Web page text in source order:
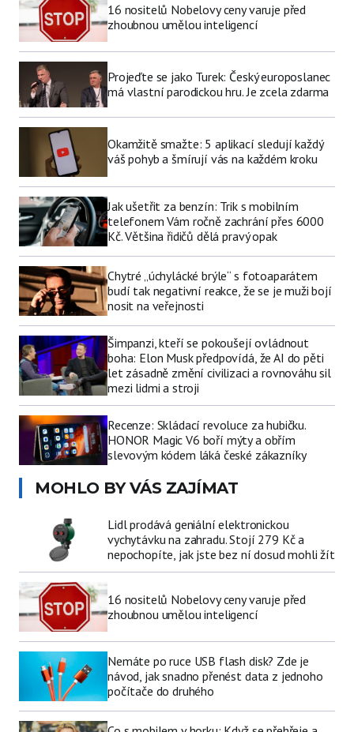
16 nositelů Nobelovy ceny varuje před
zhoubnou umělou inteligencí
Projeďte se jako Turek: Český europoslanec
má vlastní parodickou hru. Je zcela zdarma
Okamžitě smažte: 5 aplikací sledují každý
váš pohyb a šmírují vás na každém kroku
Jak ušetřit za benzín: Trik s mobilním
telefonem Vám ročně zachrání přes 6000
Kč. Většina řidičů dělá pravý opak
Chytré „úchylácké brýle“ s fotoaparátem
budí tak negativní reakce, že se je muži bojí
nosit na veřejnosti
Šimpanzi, kteří se pokoušejí ovládnout
boha: Elon Musk předpovídá, že AI do pěti
let zásadně změní civilizaci a rovnováhu sil
mezi lidmi a stroji
Recenze: Skládací revoluce za hubičku.
HONOR Magic V6 boří mýty a obřím
slevovým kódem láká české zákazníky
MOHLO BY VÁS ZAJÍMAT
Lidl prodává geniální elektronickou
vychytávku na zahradu. Stojí 279 Kč a
nepochopíte, jak jste bez ní dosud mohli žít
16 nositelů Nobelovy ceny varuje před
zhoubnou umělou inteligencí
Nemáte po ruce USB flash disk? Zde je
návod, jak snadno přenést data z jednoho
počítače do druhého